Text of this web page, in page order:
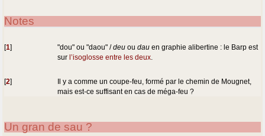
Notes
[1] "dou" ou "daou" /deu oudau en graphie alibertine : le Barp est
surl’isoglosse entre les deux
[2]
Il y a comme un coupe-feu, formé par le chemin de Mougnet,
mais est-ce suffisant en cas de méga-feu ?
Un gran de sau ?